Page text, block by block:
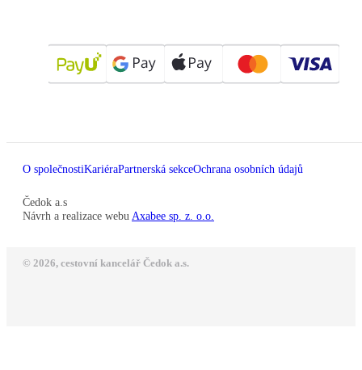
O společnostiKariéraPartnerská sekceOchrana osobních údajů
Čedok a.s
Návrh a realizace webu Axabee sp. z. o.o.
© 2026, cestovní kancelář Čedok a.s.